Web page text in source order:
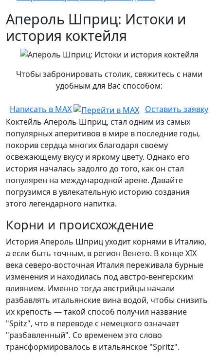
Апероль Шприц: Истоки и
история коктейля
Чтобы забронировать столик, свяжитесь с нами
удобным для Вас способом:
Написать в MAX
Оставить заявку
Коктейль Апероль Шприц, стал одним из самых
популярных аперитивов в мире в последние годы,
покорив сердца многих благодаря своему
освежающему вкусу и яркому цвету. Однако его
история началась задолго до того, как он стал
популярен на международной арене. Давайте
погрузимся в увлекательную историю создания
этого легендарного напитка.
Корни и происхождение
История Апероль Шприц уходит корнями в Италию,
а если быть точным, в регион Венето. В конце XIX
века северо-восточная Италия переживала бурные
изменения и находилась под австро-венгерским
влиянием. Именно тогда австрийцы начали
разбавлять итальянские вина водой, чтобы снизить
их крепость — такой способ получил название
"Spitz", что в переводе с немецкого означает
"разбавленный". Со временем это слово
трансформировалось в итальянское "Spritz".